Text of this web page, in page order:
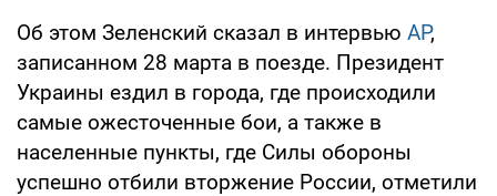
Об этом Зеленский сказал в интервью AP,
записанном 28 марта в поезде. Президент
Украины ездил в города, где происходили
самые ожесточенные бои, а также в
населенные пункты, где Силы обороны
успешно отбили вторжение России, отметили